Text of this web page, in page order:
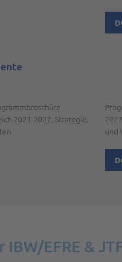
2021-2027, Strategie,
und
EFRE &